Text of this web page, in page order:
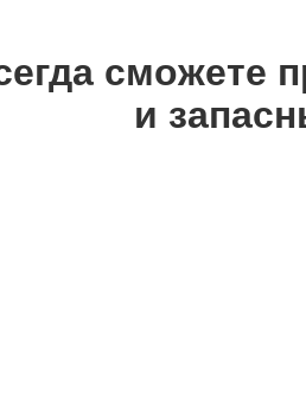
сможете
и